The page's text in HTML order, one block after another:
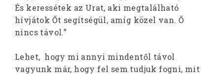
És keressétek az Urat, aki megtalálható
hívjátok Őt segítségül, amíg közel van. Ő
nincs távol.”
Lehet, hogy mi annyi mindentől távol
vagyunk már, hogy fel sem tudjuk fogni, mit